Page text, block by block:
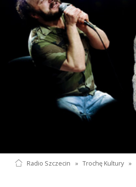
Radio Szczecin » Trochę Kultury »